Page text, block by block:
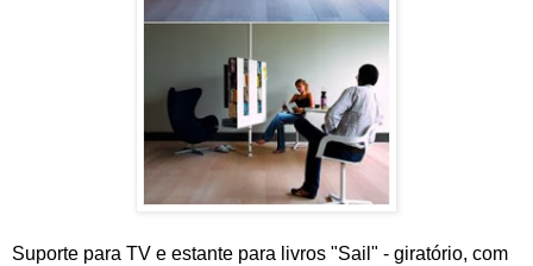
Suporte para TV e estante para livros "Sail" - giratório, com